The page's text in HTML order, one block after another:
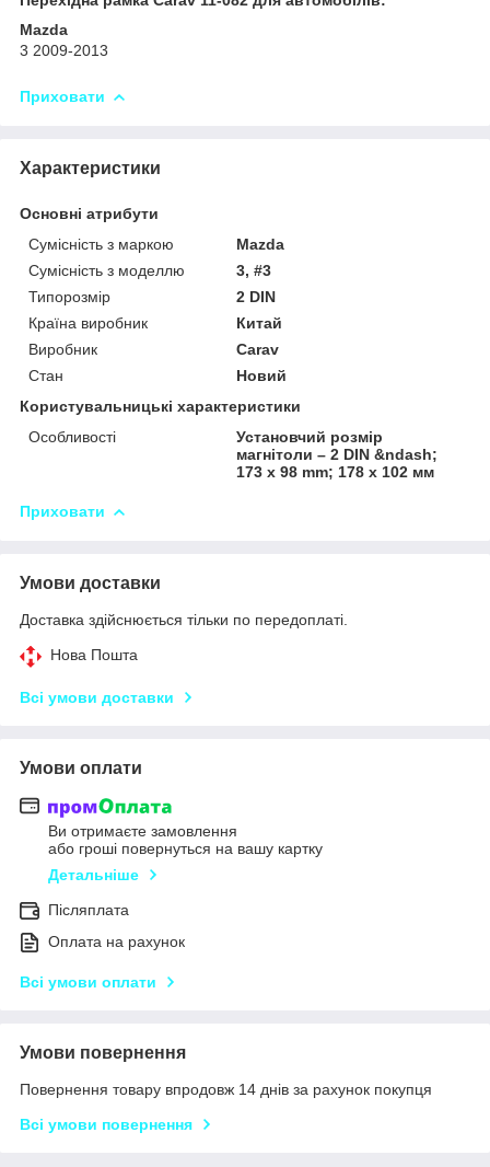
Mazda
3 2009-2013
Приховати
Характеристики
Основні атрибути
Сумісність з маркою
Mazda
Сумісність з моделлю
3, #3
Типорозмір
2 DIN
Країна виробник
Китай
Виробник
Carav
Стан
Новий
Користувальницькі характеристики
Особливості
Установчий розмір
магнітоли – 2 DIN &ndash;
173 x 98 mm; 178 x 102 мм
Приховати
Умови доставки
Доставка здійснюється тільки по передоплаті.
Нова Пошта
Всі умови доставки
Умови оплати
Ви отримаєте замовлення
або гроші повернуться на вашу картку
Детальніше
Післяплата
Оплата на рахунок
Всі умови оплати
Умови повернення
Повернення товару впродовж 14 днів за рахунок покупця
Всі умови повернення